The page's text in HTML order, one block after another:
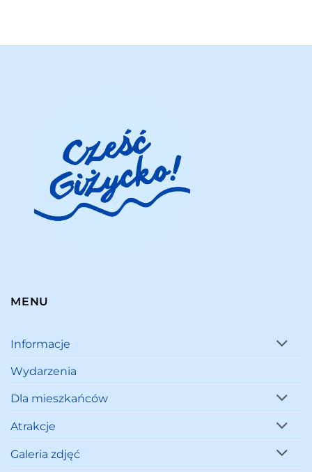
MENU
Informacje
Wydarzenia
Dla mieszkańców
Atrakcje
Galeria zdjęć